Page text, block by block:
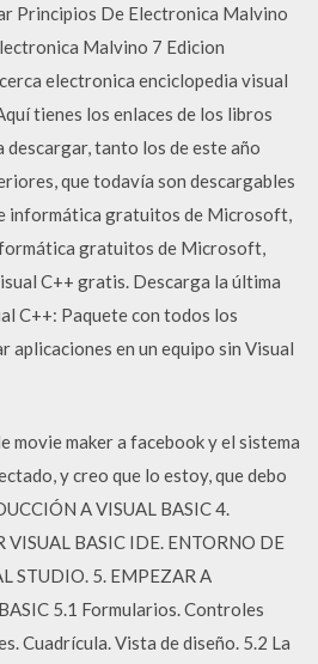
Principios De Electronica Malvino
Malvino 7 Edicion
electronica enciclopedia visual
tienes los enlaces de los libros
tanto los de este año
que todavía son descargables
informática gratuitos de Microsoft,
gratuitos de Microsoft,
C++ gratis. Descarga la última
C++: Paquete con todos los
aplicaciones en un equipo sin Visual
movie maker a facebook y el sistema
y creo que lo estoy, que debo
A VISUAL BASIC 4.
VISUAL BASIC IDE. ENTORNO DE
STUDIO. 5. EMPEZAR A
5.1 Formularios. Controles
Cuadrícula. Vista de diseño. 5.2 La